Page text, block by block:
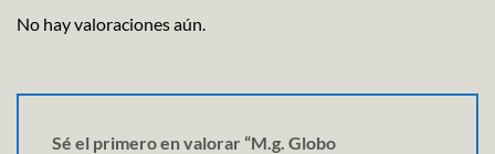
No hay valoraciones aún.
Sé el primero en valorar “M.g. Globo